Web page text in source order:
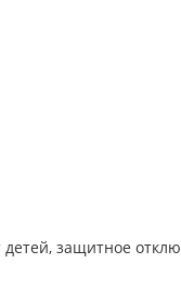
защитное